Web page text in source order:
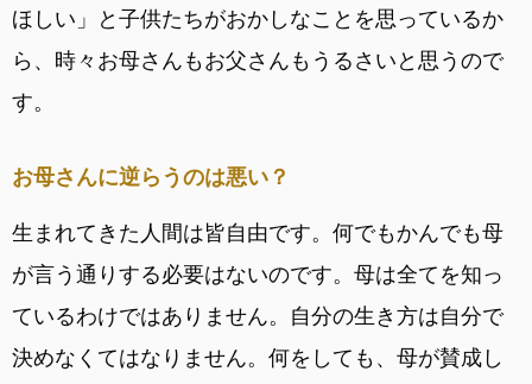
ほしい」と子供たちがおかしなことを思っているか
ら、時々お母さんもお父さんもうるさいと思うので
す。
お母さんに逆らうのは悪い？
生まれてきた人間は皆自由です。何でもかんでも母
が言う通りする必要はないのです。母は全てを知っ
ているわけではありません。自分の生き方は自分で
決めなくてはなりません。何をしても、母が賛成し